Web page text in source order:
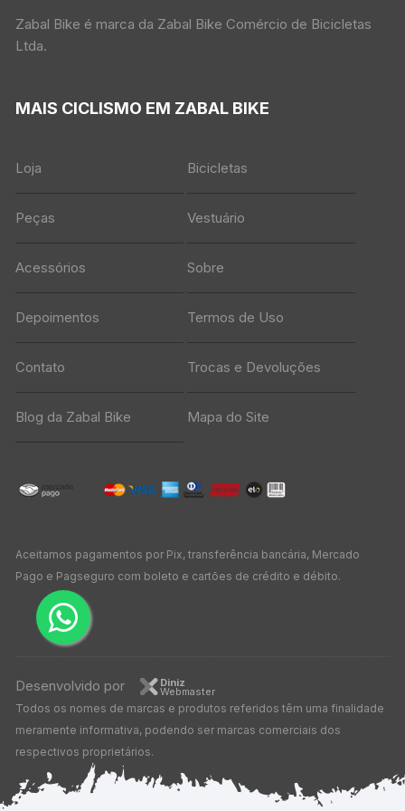
Zabal Bike é marca da Zabal Bike Comércio de Bicicletas
Ltda.
MAIS CICLISMO EM ZABAL BIKE
Loja Bicicletas
Peças Vestuário
Acessórios Sobre
Depoimentos Termos de Uso
Contato Trocas e Devoluções
Blog da Zabal Bike Mapa do Site
Aceitamos pagamentos por Pix, transferência bancária, Mercado
Pago e Pagseguro com boleto e cartões de crédito e débito.
Desenvolvido por Diniz
Webmaster
Todos os nomes de marcas e produtos referidos têm uma finalidade
meramente informativa, podendo ser marcas comerciais dos
respectivos proprietários.